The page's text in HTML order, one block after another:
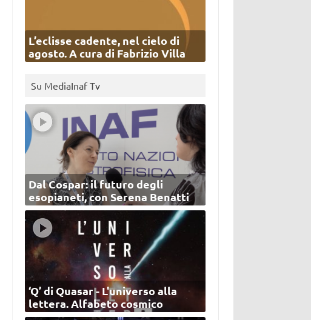
L’eclisse cadente, nel cielo di
agosto. A cura di Fabrizio Villa
Su MediaInaf Tv
Dal Cospar: il futuro degli
esopianeti, con Serena Benatti
‘Q’ di Quasar - L'universo alla
lettera. Alfabeto cosmico